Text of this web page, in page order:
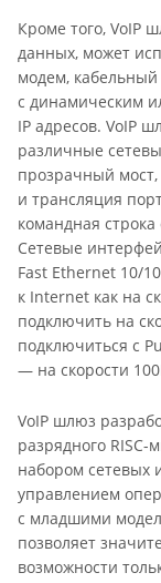
Кроме того, VoIP
данных, может
модем, кабельный
с динамическим
IP адресов. VoIP
различные
прозрачный мост,
и трансляция
командная
Сетевые
Fast Ethernet 10/
к Internet как на
подключить на
подключиться с
— на скорости
VoIP шлюз
разрядного
набором сетевых
управлением
с младшими
позволяет
возможности